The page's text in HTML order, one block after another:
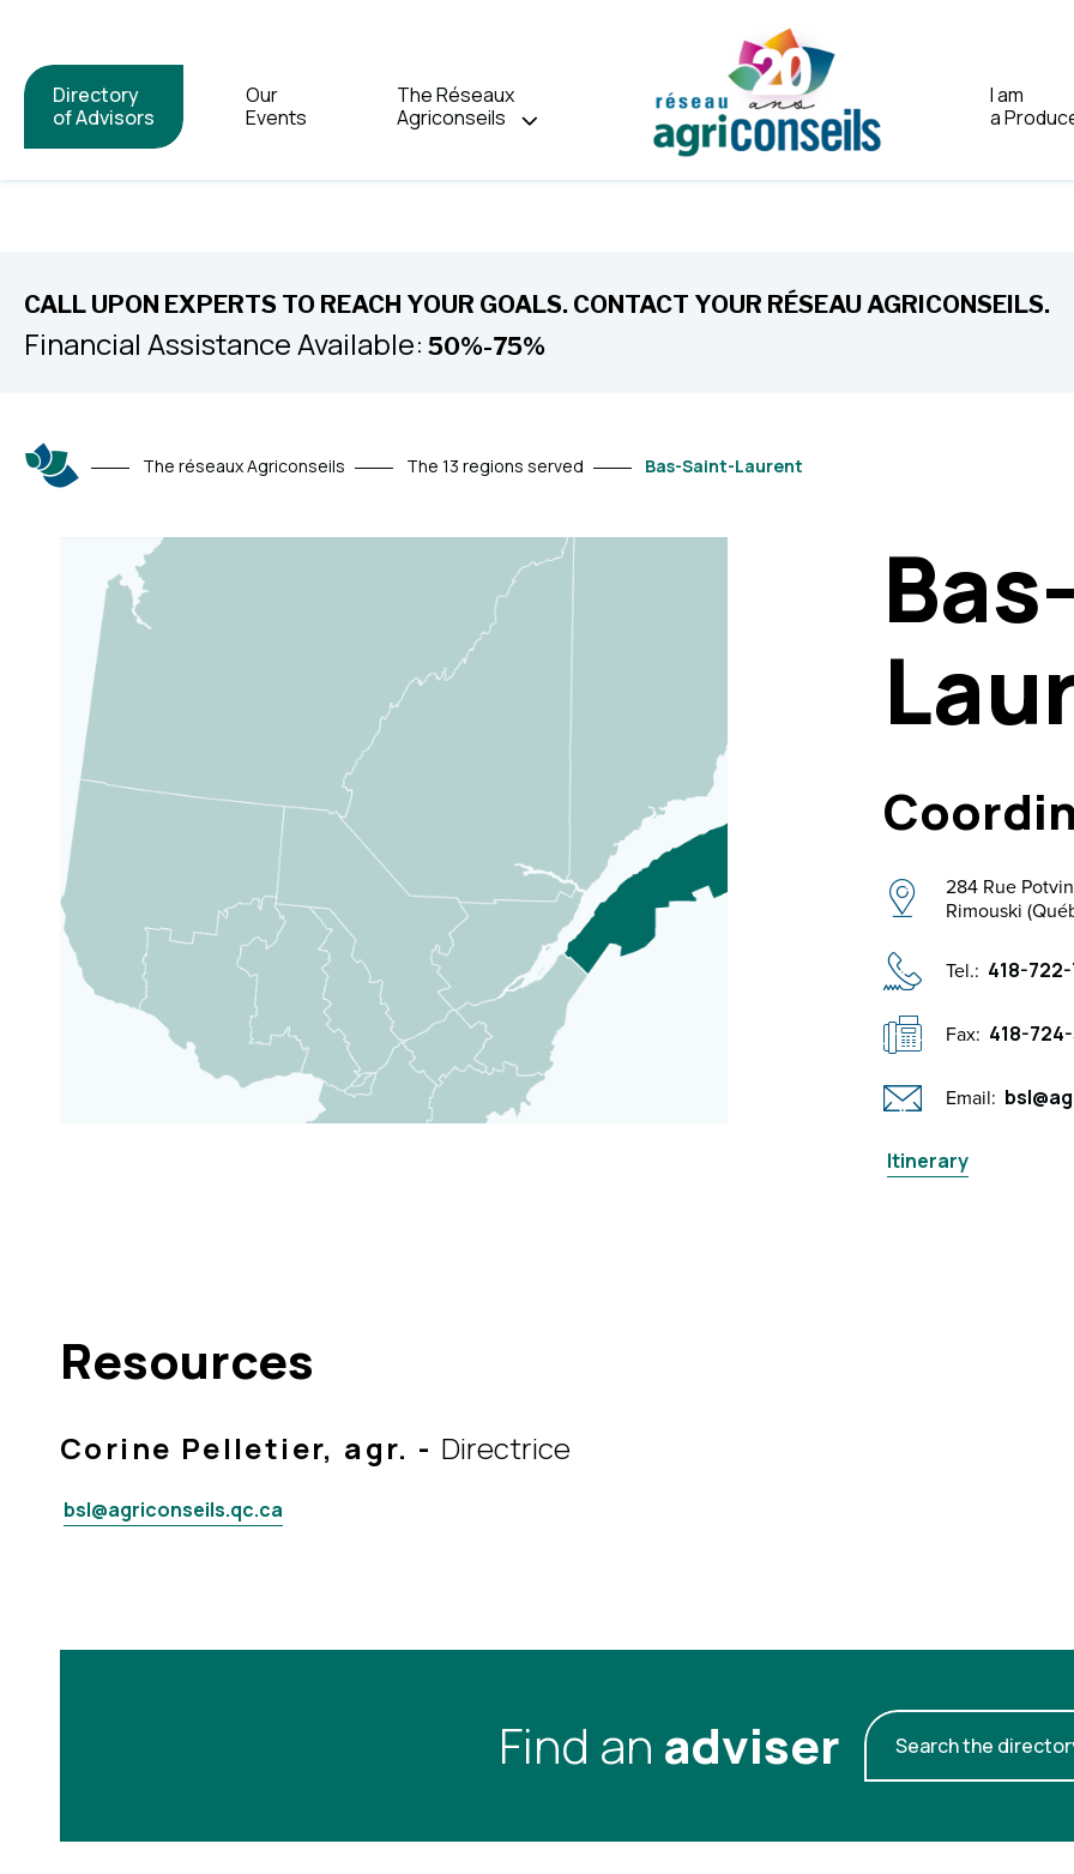
Directory
of Advisors
Our
Events
The Réseaux
Agriconseils
I am
a
CALL UPON EXPERTS TO REACH YOUR GOALS. CONTACT YOUR RÉSEAU AGRICONSEILS.
Financial Assistance Available: 50%-75%
The réseaux Agriconseils The 13 regions served Bas-Saint-Laurent
284 Rue Potvin
Rimouski
Tel.: 418-
Fax: 418-
Email:
Itinerary
Resources
Corine Pelletier, agr. - Directrice
bsl@agriconseils.qc.ca
Find an adviser Search the